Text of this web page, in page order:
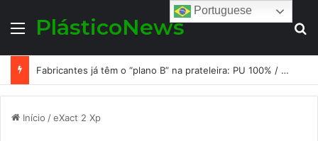
MenuPlásticoNews
Fabricantes já têm o “plano B” na prateleira: PU 100% / NC-free existe, mas ainda é pouco usado: a hora é transformar isso em projeto de resiliência
Início /eXact 2 Xp
Portuguese